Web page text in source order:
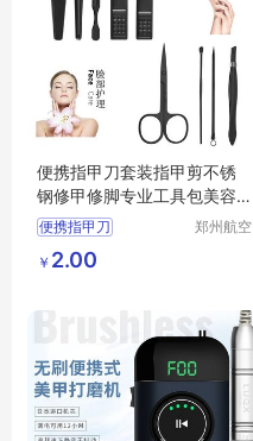
便携指甲刀套装指甲剪不锈
钢修甲修脚专业工具包美容
美甲印字logo
便携指甲刀
指甲剪不锈钢
修甲修脚专业工具
郑州航空
￥ 2.00